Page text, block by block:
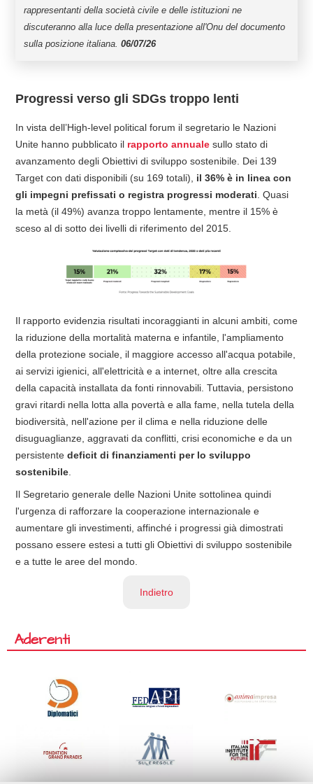
rappresentanti della società civile e delle istituzioni ne
discuteranno alla luce della presentazione all'Onu del documento
sulla posizione italiana. 06/07/26
Progressi verso gli SDGs troppo lenti
In vista dell’High-level political forum il segretario le Nazioni
Unite hanno pubblicato il rapporto annuale sullo stato di
avanzamento degli Obiettivi di sviluppo sostenibile. Dei 139
Target con dati disponibili (su 169 totali), il 36% è in linea con
gli impegni prefissati o registra progressi moderati. Quasi
la metà (il 49%) avanza troppo lentamente, mentre il 15% è
sceso al di sotto dei livelli di riferimento del 2015.
Il rapporto evidenzia risultati incoraggianti in alcuni ambiti, come
la riduzione della mortalità materna e infantile, l'ampliamento
della protezione sociale, il maggiore accesso all'acqua potabile,
ai servizi igienici, all'elettricità e a internet, oltre alla crescita
della capacità installata da fonti rinnovabili. Tuttavia, persistono
gravi ritardi nella lotta alla povertà e alla fame, nella tutela della
biodiversità, nell'azione per il clima e nella riduzione delle
disuguaglianze, aggravati da conflitti, crisi economiche e da un
persistente deficit di finanziamenti per lo sviluppo
sostenibile
Il Segretario generale delle Nazioni Unite sottolinea quindi
l'urgenza di rafforzare la cooperazione internazionale e
aumentare gli investimenti, affinché i progressi già dimostrati
possano essere estesi a tutti gli Obiettivi di sviluppo sostenibile
e a tutte le aree del mondo.
Indietro
Aderenti